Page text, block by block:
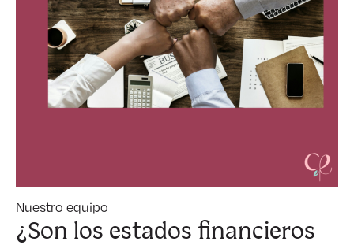
Nuestro equipo
¿Son los estados financieros